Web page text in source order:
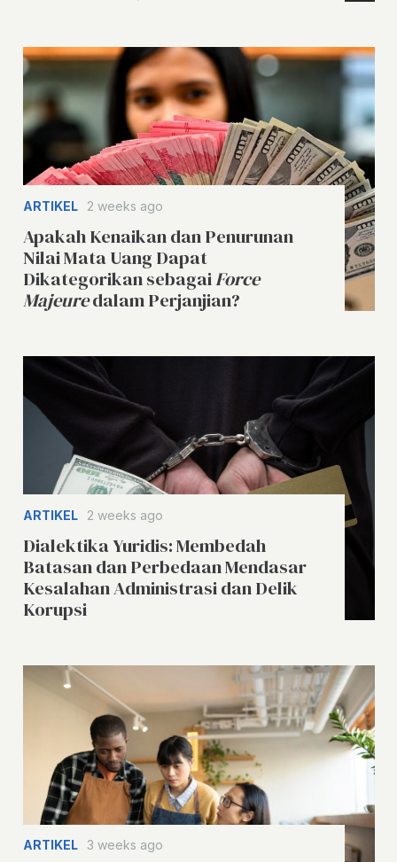
ARTIKEL 2 weeks ago
Apakah Kenaikan dan Penurunan
Nilai Mata Uang Dapat
Dikategorikan sebagaiForce
Majeuredalam Perjanjian?
ARTIKEL 2 weeks ago
Dialektika Yuridis: Membedah
Batasan dan Perbedaan Mendasar
Kesalahan Administrasi dan Delik
Korupsi
ARTIKEL 3 weeks ago